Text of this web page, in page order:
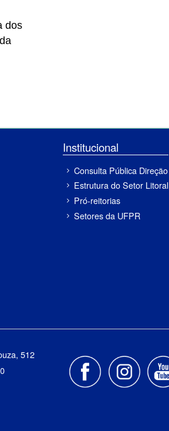
dos
Institucional
Consulta Pública Direção
Estrutura do Setor Litoral
Pró-reitorias
Setores da UFPR
512